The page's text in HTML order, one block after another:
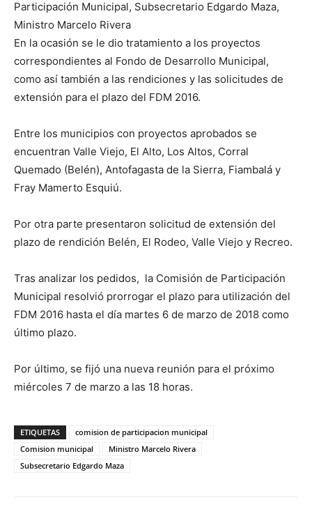
Participación Municipal, Subsecretario Edgardo Maza,
Ministro Marcelo Rivera
En la ocasión se le dio tratamiento a los proyectos
correspondientes al Fondo de Desarrollo Municipal,
como así también a las rendiciones y las solicitudes de
extensión para el plazo del FDM 2016.
Entre los municipios con proyectos aprobados se
encuentran Valle Viejo, El Alto, Los Altos, Corral
Quemado (Belén), Antofagasta de la Sierra, Fiambalá y
Fray Mamerto Esquiú.
Por otra parte presentaron solicitud de extensión del
plazo de rendición Belén, El Rodeo, Valle Viejo y Recreo.
Tras analizar los pedidos, la Comisión de Participación
Municipal resolvió prorrogar el plazo para utilización del
FDM 2016 hasta el día martes 6 de marzo de 2018 como
último plazo.
Por último, se fijó una nueva reunión para el próximo
miércoles 7 de marzo a las 18 horas.
ETIQUETAS
comision de participacion municipal
Comision municipal
Ministro Marcelo Rivera
Subsecretario Edgardo Maza